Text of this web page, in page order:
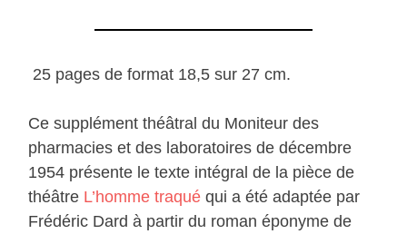
25 pages de format 18,5 sur 27 cm.
Ce supplément théâtral du Moniteur des
pharmacies et des laboratoires de décembre
1954 présente le texte intégral de la pièce de
théâtre L’homme traqué qui a été adaptée par
Frédéric Dard à partir du roman éponyme de